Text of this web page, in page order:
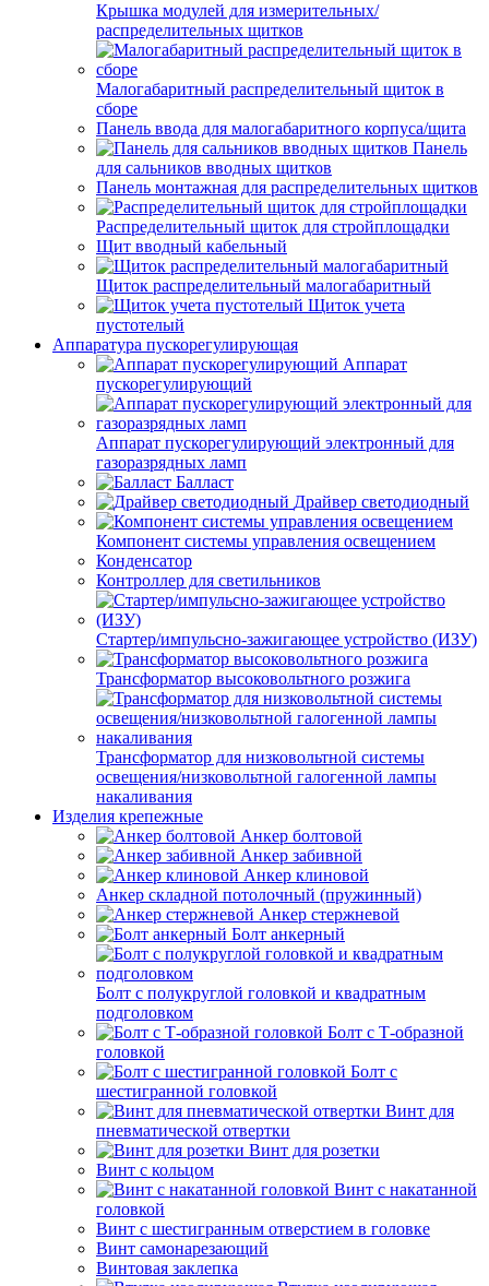
Крышка модулей для измерительных/
распределительных щитков
Малогабаритный распределительный щиток в
сборе
Панель ввода для малогабаритного корпуса/щита
Панель
для сальников вводных щитков
Панель монтажная для распределительных щитков
Распределительный щиток для стройплощадки
Щит вводный кабельный
Щиток распределительный малогабаритный
Щиток учета
пустотелый
Аппаратура пускорегулирующая
Аппарат
пускорегулирующий
Аппарат пускорегулирующий электронный для
газоразрядных ламп
Балласт
Драйвер светодиодный
Компонент системы управления освещением
Конденсатор
Контроллер для светильников
Стартер/импульсно-зажигающее устройство (ИЗУ)
Трансформатор высоковольтного розжига
Трансформатор для низковольтной системы
освещения/низковольтной галогенной лампы
накаливания
Изделия крепежные
Анкер болтовой
Анкер забивной
Анкер клиновой
Анкер складной потолочный (пружинный)
Анкер стержневой
Болт анкерный
Болт с полукруглой головкой и квадратным
подголовком
Болт с Т-образной
головкой
Болт с
шестигранной головкой
Винт для
пневматической отвертки
Винт для розетки
Винт с кольцом
Винт с накатанной
головкой
Винт с шестигранным отверстием в головке
Винт самонарезающий
Винтовая заклепка